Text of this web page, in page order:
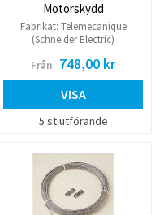
Motorskydd
Fabrikat: Telemecanique
(Schneider Electric)
IP 55. Kapsling ingår.
Från 748,00 kr
VISA
5 st utförande